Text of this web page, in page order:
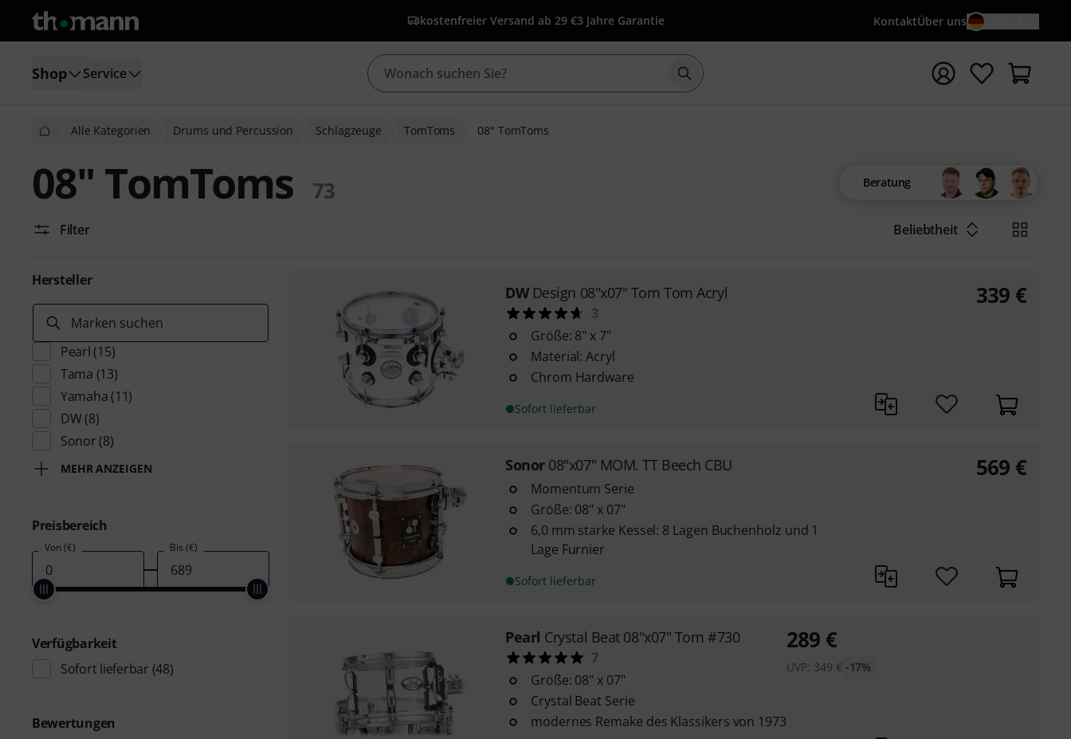
kostenfreier Versand ab 29 €3 Jahre Garantie KontaktÜber uns
Shop Service Suche mit Suchwort {searchTerm} starten
Alle Kategorien Drums und Percussion Schlagzeuge TomToms 08" TomToms
08" TomToms 73 Beratung
Filter Beliebtheit
Hersteller
Marken suchen
Pearl (15)
Tama (13)
Yamaha (11)
DW(8)
Sonor (8)
MEHR ANZEIGEN
Preisbereich
Von (€) Bis (€)
Verfügbarkeit
Sofort lieferbar (48)
Bewertungen
DW Design 08"x07" Tom Tom Acryl
3
Größe: 8" x 7"
Material: Acryl
Chrom Hardware
Sofort lieferbar
339 €
Sonor 08"x07" MOM. TT Beech CBU
Momentum Serie
Größe: 08" x 07"
6,0 mm starke Kessel: 8 Lagen Buchenholz und 1
Lage Furnier
Sofort lieferbar
569 €
Pearl Crystal Beat 08"x07" Tom #730
7
Größe: 08" x 07"
Crystal Beat Serie
modernes Remake des Klassikers von 1973
289 €
UVP: 349 € -17%